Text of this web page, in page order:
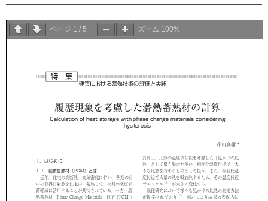
ページ 1 / 5 ズーム 100%